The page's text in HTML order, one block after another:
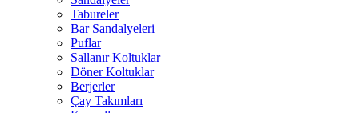
Tabureler
Bar Sandalyeleri
Puflar
Sallanır Koltuklar
Döner Koltuklar
Berjerler
Çay Takımları